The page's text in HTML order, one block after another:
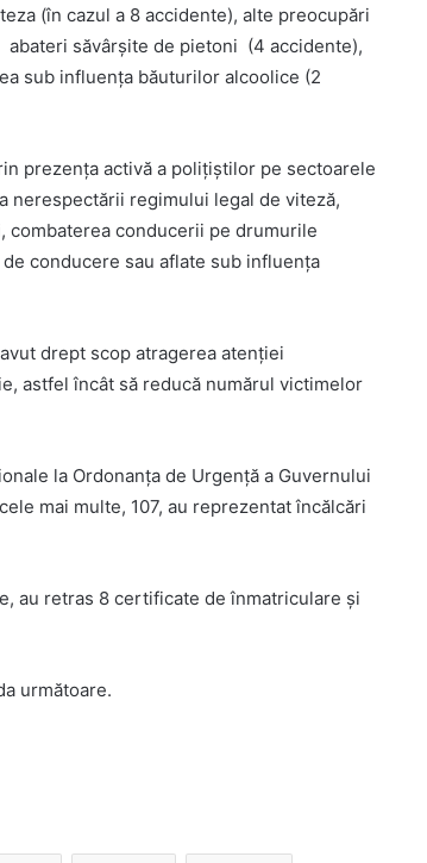
(în cazul a 8 accidente), alte preocupări
abateri săvârșite de pietoni (4 accidente),
sub influența băuturilor alcoolice (2
prezenţa activă a polițiștilor pe sectoarele
nerespectării regimului legal de viteză,
conducerii pe drumurile
conducere sau aflate sub influența
drept scop atragerea atenției
astfel încât să reducă numărul victimelor
la Ordonanța de Urgență a Guvernului
mai multe, 107, au reprezentat încălcări
au retras 8 certificate de înmatriculare și
următoare.